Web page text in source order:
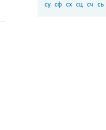
су сф сх сц сч сь